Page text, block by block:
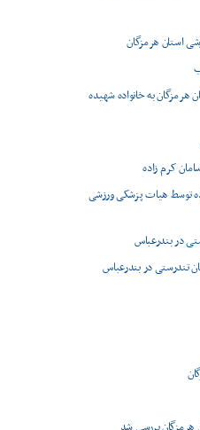
استان هرمزگان
به خانواده شهیده
کرم زاده
توسط هیات پزشکی ورزشی
در بندرعباس
تندرستی در بندرعباس